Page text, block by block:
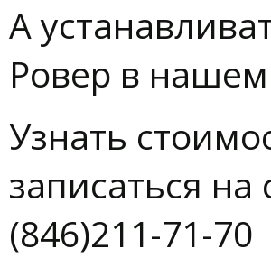
А
Ровер в
Узнать
записаться
(846)211-71-70